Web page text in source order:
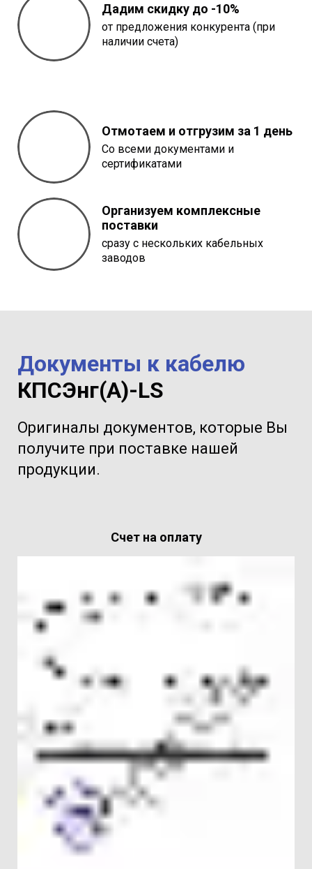
Дадим скидку до -10%
от предложения конкурента (при
наличии счета)
Отмотаем и отгрузим за 1 день
Со всеми документами и
сертификатами
Организуем комплексные
поставки
сразу с нескольких кабельных
заводов
Документы к кабелю
КПСЭнг(A)-LS
Оригиналы документов, которые Вы
получите при поставке нашей
продукции.
Счет на оплату